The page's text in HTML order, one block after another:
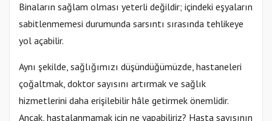
Binaların sağlam olması yeterli değildir; içindeki eşyaların
sabitlenmemesi durumunda sarsıntı sırasında tehlikeye
yol açabilir.
Aynı şekilde, sağlığımızı düşündüğümüzde, hastaneleri
çoğaltmak, doktor sayısını artırmak ve sağlık
hizmetlerini daha erişilebilir hâle getirmek önemlidir.
Ancak, hastalanmamak için ne yapabiliriz? Hasta sayısının